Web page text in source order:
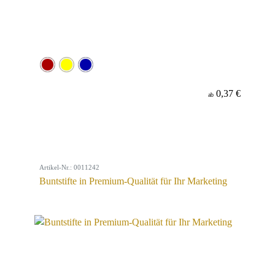
ab 0,37 €
Artikel-Nr.: 0011242
Buntstifte in Premium-Qualität für Ihr Marketing